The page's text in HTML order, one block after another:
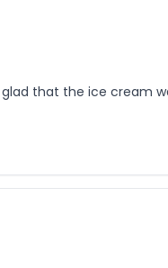
that the ice cream